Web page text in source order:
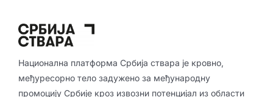
Национална платформа Србија ствара је кровно,
међуресорно тело задужено за међународну